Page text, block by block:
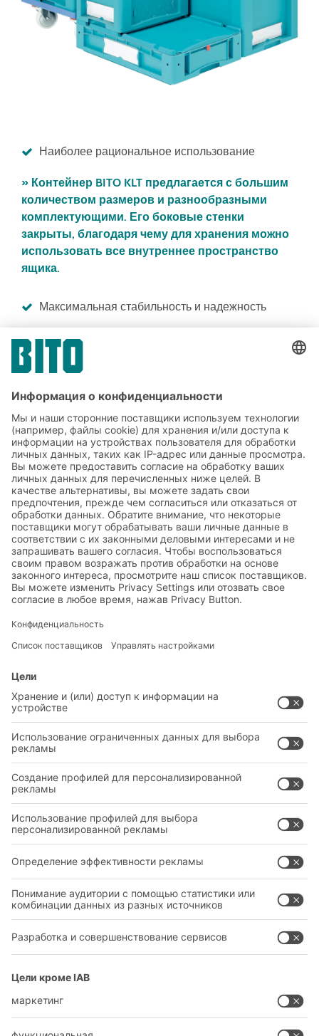
Наиболее рациональное использование
» Контейнер BITO KLT предлагается с большим
количеством размеров и разнообразными
комплектующими. Его боковые стенки
закрыты, благодаря чему для хранения можно
использовать все внутреннее пространство
ящика.
Максимальная стабильность и надежность
» Этот складской ящик отличается высокой
стабильностью. Он прекрасно подходит для
хранения и перевозки особо тяжелых грузов.
Он пригоден для нагрузки до 500 кг!
Мы смогли Вас убедить?
Тогда мы ждем Ваш запрос по телефону:
+49 176 102 814 27
СДЕЛАТЬ ЗАПРОС
РЕШЕНИЯ
СИСТЕМА
ОТРАСЛИ
НОВЫЕ ПРОДУКТЫ
СЕРВИС
КОНСУЛЬТАЦИОННЫЕ УСЛУГИ
ЮРИДИЧЕСКАЯ ИНФОРМАЦИЯ
PRIVACY POLICY
НАСТРОЙКИ КОНФИДЕНЦИАЛЬНОСТИ
Данное предложение предназначено для